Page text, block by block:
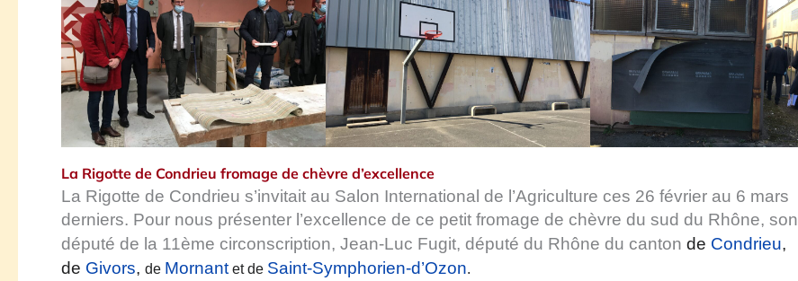
La Rigotte de Condrieu fromage de chèvre d’excellence
La Rigotte de Condrieu s’invitait au Salon International de l’Agriculture ces 26 février au 6 mars
derniers. Pour nous présenter l’excellence de ce petit fromage de chèvre du sud du Rhône, son
député de la 11ème circonscription, Jean-Luc Fugit, député du Rhône du canton de Condrieu,
de Givors, de Mornant et de Saint-Symphorien-d’Ozon.